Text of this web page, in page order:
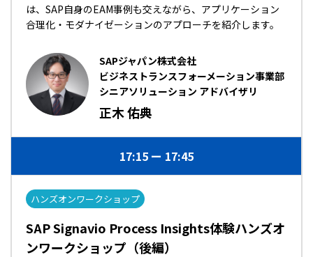
は、SAP自身のEAM事例も交えながら、アプリケーション
合理化・モダナイゼーションのアプローチを紹介します。
SAPジャパン株式会社
ビジネストランスフォーメーション事業部
シニアソリューション アドバイザリ
正木 佑典
17:15 17:45
ハンズオンワークショップ
SAP Signavio Process Insights体験ハンズオ
ンワークショップ（後編）